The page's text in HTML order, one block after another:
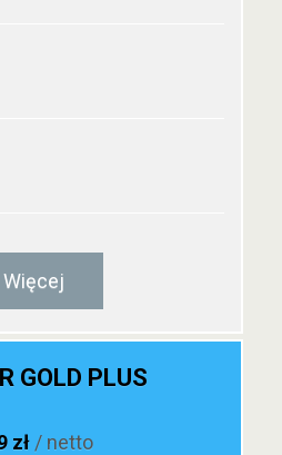
Więcej
GOLD PLUS
zł / netto